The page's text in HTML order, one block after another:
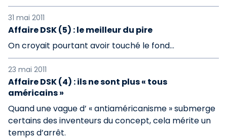
31 mai 2011
Affaire DSK (5) : le meilleur du pire
On croyait pourtant avoir touché le fond…
23 mai 2011
Affaire DSK (4) : ils ne sont plus « tous
américains »
Quand une vague d’ « antiaméricanisme » submerge
certains des inventeurs du concept, cela mérite un
temps d’arrêt.